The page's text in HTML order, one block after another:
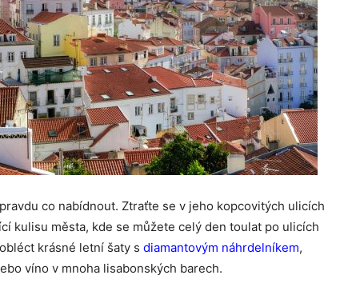
co nabídnout. Ztraťte se v jeho kopcovitých ulicích
kulisu města, kde se můžete celý den toulat po ulicích
krásné letní šaty s diamantovým náhrdelníkem,
víno v mnoha lisabonských barech.